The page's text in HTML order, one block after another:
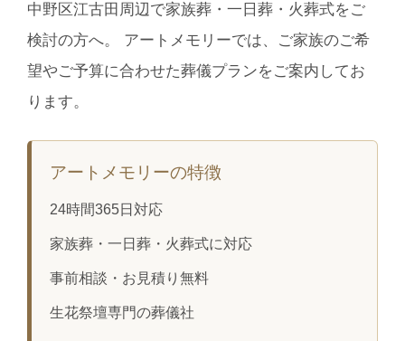
中野区江古田周辺で家族葬・一日葬・火葬式をご
検討の方へ。 アートメモリーでは、ご家族のご希
望やご予算に合わせた葬儀プランをご案内してお
ります。
アートメモリーの特徴
24時間365日対応
家族葬・一日葬・火葬式に対応
事前相談・お見積り無料
生花祭壇専門の葬儀社